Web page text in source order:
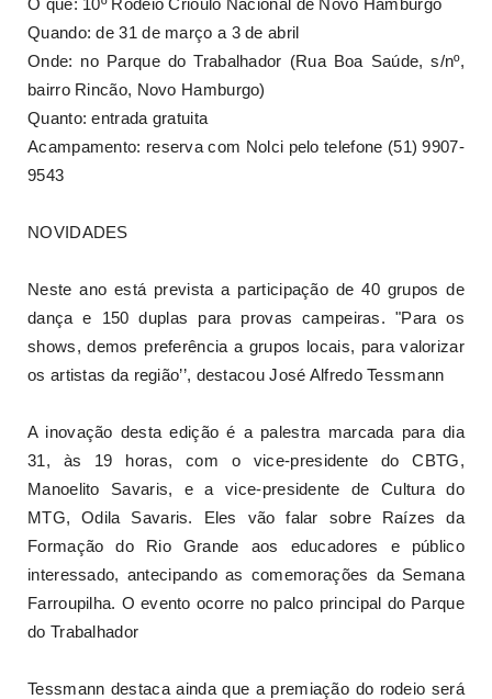
Quando: de 31 de março a 3 de abril
Onde: no Parque do Trabalhador (Rua Boa Saúde, s/nº,
bairro Rincão, Novo Hamburgo)
Quanto: entrada gratuita
Acampamento: reserva com Nolci pelo telefone (51) 9907-
9543
NOVIDADES
Neste ano está prevista a participação de 40 grupos de
dança e 150 duplas para provas campeiras. "Para os
shows, demos preferência a grupos locais, para valorizar
os artistas da região’’, destacou José Alfredo Tessmann
A inovação desta edição é a palestra marcada para dia
31, às 19 horas, com o vice-presidente do CBTG,
Manoelito Savaris, e a vice-presidente de Cultura do
MTG, Odila Savaris. Eles vão falar sobre Raízes da
Formação do Rio Grande aos educadores e público
interessado, antecipando as comemorações da Semana
Farroupilha. O evento ocorre no palco principal do Parque
do Trabalhador
Tessmann destaca ainda que a premiação do rodeio será